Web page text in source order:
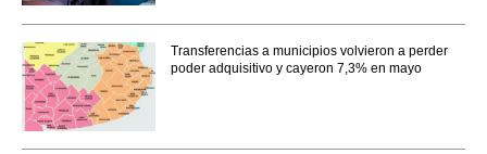
Transferencias a municipios volvieron a perder
poder adquisitivo y cayeron 7,3% en mayo